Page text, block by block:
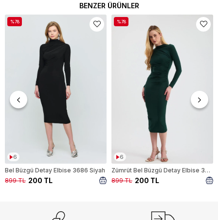
BENZER ÜRÜNLER
6
Bel Büzgü Detay Elbise 3686 Siyah
200 TL
899 TL
%78
6
Zümrüt Bel Büzgü Detay Elbise 3686
200 TL
899 TL
%78